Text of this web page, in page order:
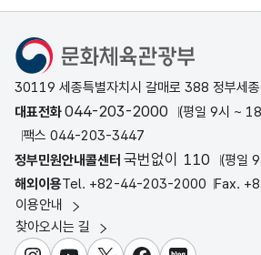
문화체육관광부
30119 세종특별자치시 갈매로 388 정부세
대표전화044-203-2000
(평일 9시 ~
팩스 044-203-3447
정부민원안내콜센터 국번없이 110
(평일
해외이용Tel. +82-44-203-2000 Fax.
이용안내
찾아오시는 길